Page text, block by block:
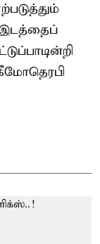
இடத்தைப்